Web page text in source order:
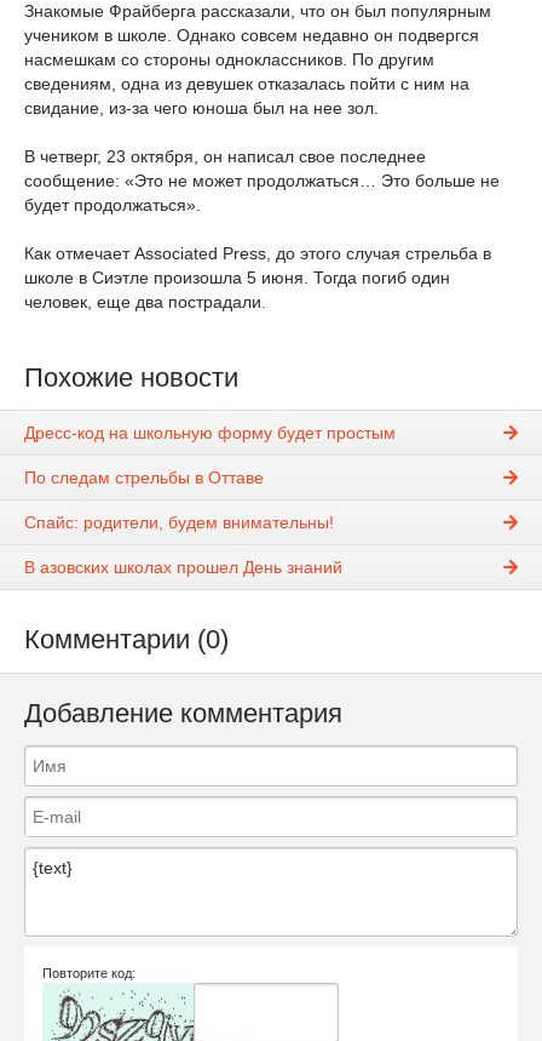
Знакомые Фрайберга рассказали, что он был популярным
учеником в школе. Однако совсем недавно он подвергся
насмешкам со стороны одноклассников. По другим
сведениям, одна из девушек отказалась пойти с ним на
свидание, из-за чего юноша был на нее зол.
В четверг, 23 октября, он написал свое последнее
сообщение: «Это не может продолжаться… Это больше не
будет продолжаться».
Как отмечает Associated Press, до этого случая стрельба в
школе в Сиэтле произошла 5 июня. Тогда погиб один
человек, еще два пострадали.
Похожие новости
Дресс-код на школьную форму будет простым
По следам стрельбы в Оттаве
Спайс: родители, будем внимательны!
В азовских школах прошел День знаний
Комментарии (0)
Добавление комментария
Повторите код: